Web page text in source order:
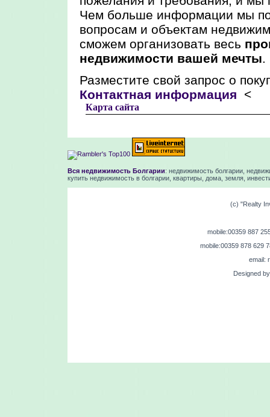
Чем больше информации мы
вопросам и объектам
сможем организовать весь
недвижимости вашей мечты.
Разместите свой запрос о
Контактная информация <
Карта сайта
Вся недвижимость Болгарии: недвижимость болгарии,
купить недвижимость в болгарии, квартиры, дома, земля,
(c) "Realty
mobile:00359 887
mobile:00359 878 629
email:
Designed